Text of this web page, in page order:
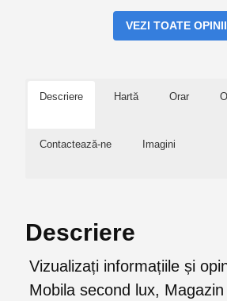
VEZI TOATE
Descriere Hartă Orar
Contactează-ne Imagini
Descriere
Vizualizați informațiile și
Mobila second lux,